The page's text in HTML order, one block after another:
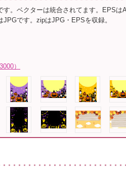
す。ベクターは統合されてます。EPSは
JPGです。zipはJPG・EPSを収録。
）